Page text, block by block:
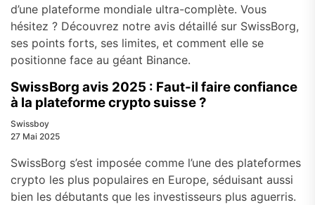
d’une plateforme mondiale ultra-complète. Vous
hésitez ? Découvrez notre avis détaillé sur SwissBorg,
ses points forts, ses limites, et comment elle se
positionne face au géant Binance.
SwissBorg avis 2025 : Faut-il faire confiance
à la plateforme crypto suisse ?
Swissboy
27 Mai 2025
SwissBorg s’est imposée comme l’une des plateformes
crypto les plus populaires en Europe, séduisant aussi
bien les débutants que les investisseurs plus aguerris.